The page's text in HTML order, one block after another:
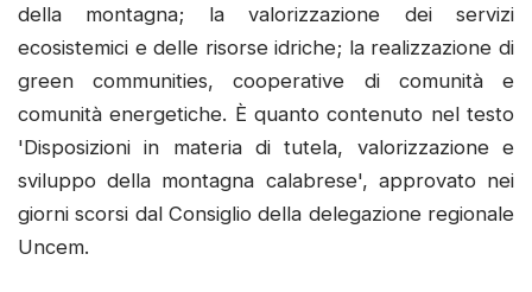
della montagna; la valorizzazione dei servizi
ecosistemici e delle risorse idriche; la realizzazione di
green communities, cooperative di comunità e
comunità energetiche. È quanto contenuto nel testo
'Disposizioni in materia di tutela, valorizzazione e
sviluppo della montagna calabrese', approvato nei
giorni scorsi dal Consiglio della delegazione regionale
Uncem.